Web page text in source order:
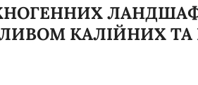
КАЛІЙНИХ